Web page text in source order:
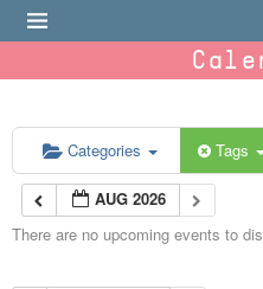
Categories Tags
AUG 2026
There are no upcoming events to